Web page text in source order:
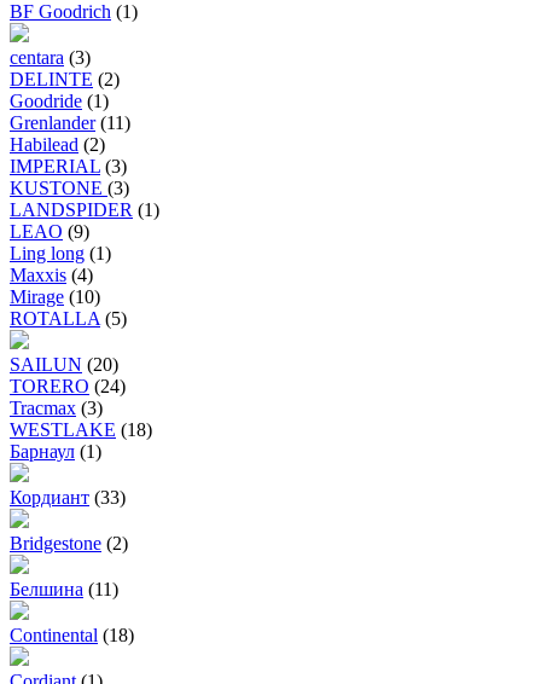
BF Goodrich (1)
centara (3)
DELINTE (2)
Goodride (1)
Grenlander (11)
Habilead (2)
IMPERIAL (3)
KUSTONE (3)
LANDSPIDER (1)
LEAO (9)
Ling long (1)
Maxxis (4)
Mirage (10)
ROTALLA (5)
SAILUN (20)
TORERO (24)
Tracmax (3)
WESTLAKE (18)
Барнаул (1)
Кордиант (33)
Bridgestone (2)
Белшина (11)
Continental (18)